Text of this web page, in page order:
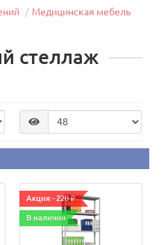
Медицинская мебель
стеллаж
Акция - 220 ₽
В наличии